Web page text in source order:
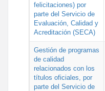
felicitaciones) por
parte del Servicio de
Evaluación, Calidad y
Acreditación (SECA)
Gestión de programas
de calidad
relacionados con los
títulos oficiales, por
parte del Servicio de